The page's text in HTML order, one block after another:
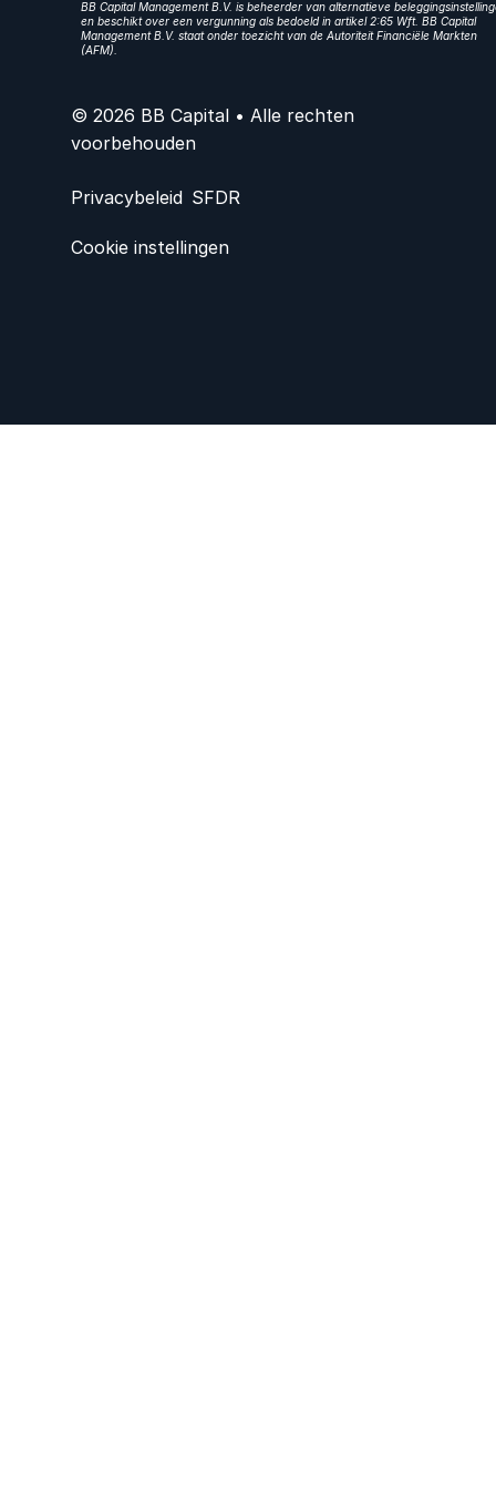
BB Capital Management B.V. is beheerder van alternatieve
en beschikt over een vergunning als bedoeld in artikel 2:65 Wft. BB Capital
Management B.V. staat onder toezicht van de Autoriteit Financiële Markten
(AFM).
© 2026 BB Capital • Alle rechten
voorbehouden
Privacybeleid SFDR
Cookie instellingen